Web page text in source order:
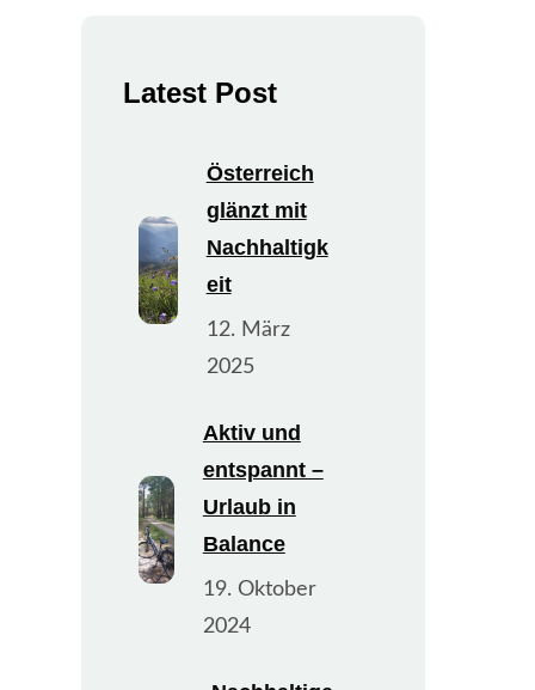
Latest Post
Österreich
glänzt mit
Nachhaltigk
eit
12. März
2025
Aktiv und
entspannt –
Urlaub in
Balance
19. Oktober
2024